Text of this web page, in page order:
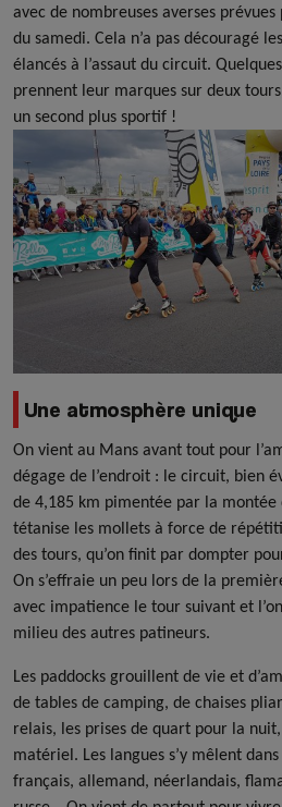
avec de nombreuses averses
du samedi. Cela n’a pas découragé
élancés à l’assaut du circuit.
prennent leur marques sur deux
un second plus sportif !
Une atmosphère unique
On vient au Mans avant tout pour
dégage de l’endroit : le circuit, bien
de 4,185 km pimentée par la montée
tétanise les mollets à force de
des tours, qu’on finit par dompter
On s’effraie un peu lors de la
avec impatience le tour suivant et
milieu des autres patineurs.
Les paddocks grouillent de vie et
de tables de camping, de chaises
relais, les prises de quart pour la
matériel. Les langues s’y mêlent
français, allemand, néerlandais,